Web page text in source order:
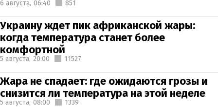
6 августа, 06:40 851
Украину ждет пик африканской жары:
когда температура станет более
комфортной
5 августа, 20:00 11527
Жара не спадает: где ожидаются грозы и
снизится ли температура на этой неделе
5 августа, 08:00 1339